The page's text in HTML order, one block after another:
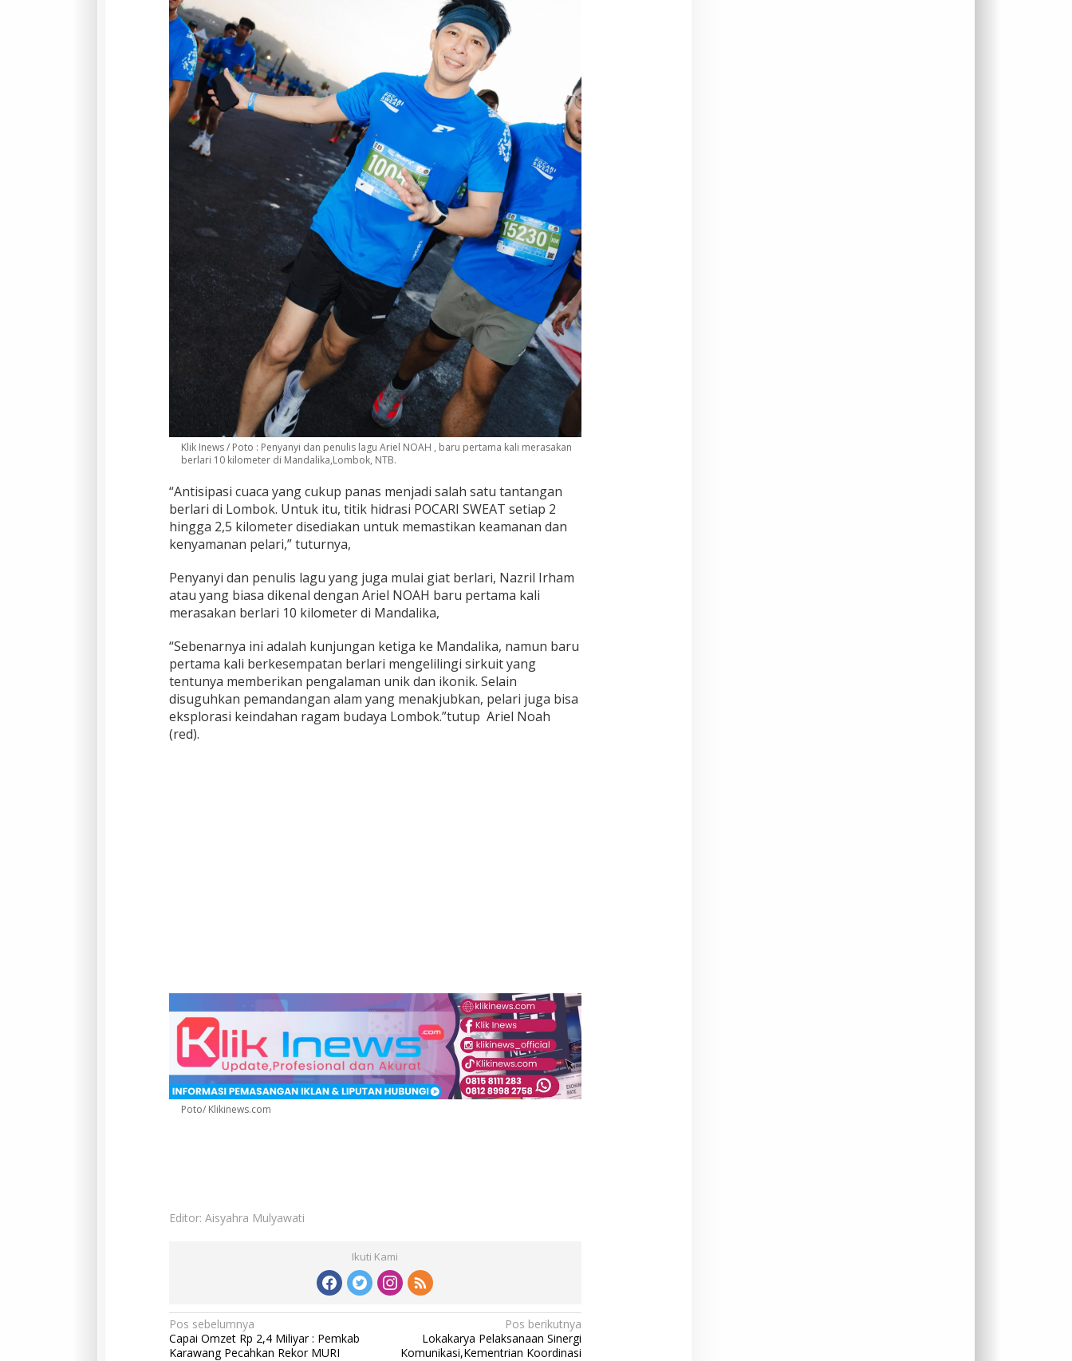
Klik Inews / Poto : Penyanyi dan penulis lagu Ariel NOAH , baru pertama kali merasakan
berlari 10 kilometer di Mandalika,Lombok, NTB.
“Antisipasi cuaca yang cukup panas menjadi salah satu tantangan
berlari di Lombok. Untuk itu, titik hidrasi POCARI SWEAT setiap 2
hingga 2,5 kilometer disediakan untuk memastikan keamanan dan
kenyamanan pelari,” tuturnya,
Penyanyi dan penulis lagu yang juga mulai giat berlari, Nazril Irham
atau yang biasa dikenal dengan Ariel NOAH baru pertama kali
merasakan berlari 10 kilometer di Mandalika,
“Sebenarnya ini adalah kunjungan ketiga ke Mandalika, namun baru
pertama kali berkesempatan berlari mengelilingi sirkuit yang
tentunya memberikan pengalaman unik dan ikonik. Selain
disuguhkan pemandangan alam yang menakjubkan, pelari juga bisa
eksplorasi keindahan ragam budaya Lombok.”tutup Ariel Noah
(red).
Poto/ Klikinews.com
Editor: Aisyahra Mulyawati
Ikuti Kami
Navigasi
pos
Pos sebelumnya
Capai Omzet Rp 2,4 Miliyar : Pemkab
Karawang Pecahkan Rekor MURI
Pos berikutnya
Lokakarya Pelaksanaan Sinergi
Komunikasi,Kementrian Koordinasi